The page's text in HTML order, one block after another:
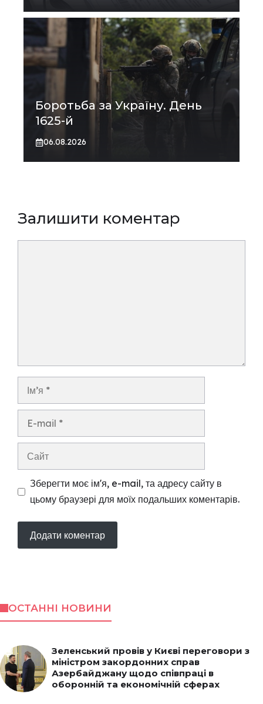
Боротьба за Україну. День
1625-й
06.08.2026
Залишити коментар
Ім’я
Сайт
Зберегти моє ім'я, e-mail, та адресу сайту в
цьому браузері для моїх подальших коментарів.
ОСТАННІ НОВИНИ
Зеленський провів у Києві переговори з
міністром закордонних справ
Азербайджану щодо співпраці в
оборонній та економічній сферах